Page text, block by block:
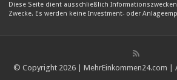
Diese Seite dient ausschließlich
Zwecke. Es werden keine Investment- oder
© Copyright 2026 | MehrEinkommen24.com |